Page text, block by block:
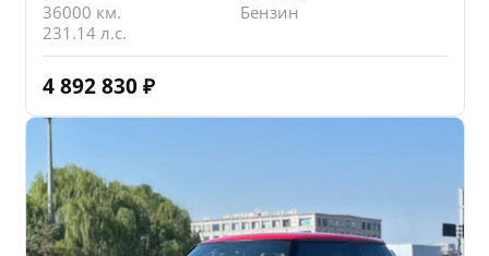
36000 км.
Бензин
231.14 л.с.
4 892 830 ₽